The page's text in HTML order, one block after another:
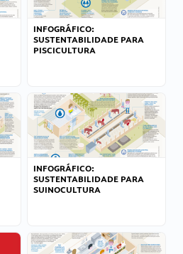
INFOGRÁFICO:
SUSTENTABILIDADE PARA
PISCICULTURA
INFOGRÁFICO:
SUSTENTABILIDADE PARA
SUINOCULTURA